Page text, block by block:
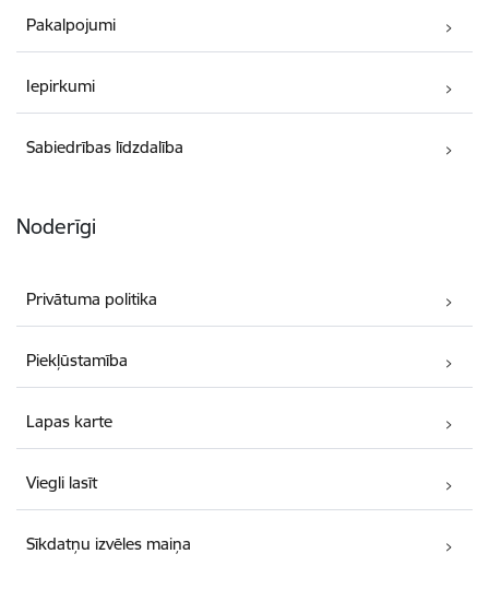
Pakalpojumi
Iepirkumi
Sabiedrības līdzdalība
Noderīgi
Privātuma politika
Piekļūstamība
Lapas karte
Viegli lasīt
Sīkdatņu izvēles maiņa